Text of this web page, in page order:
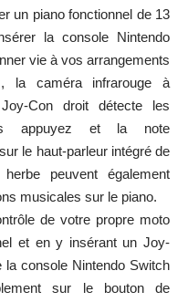
un piano fonctionnel de 13
la console Nintendo
vie à vos arrangements
la caméra infrarouge à
Con droit détecte les
appuyez et la note
le haut-parleur intégré de
peuvent également
musicales sur le piano.
de votre propre moto
et en y insérant un Joy-
console Nintendo Switch
sur le bouton de